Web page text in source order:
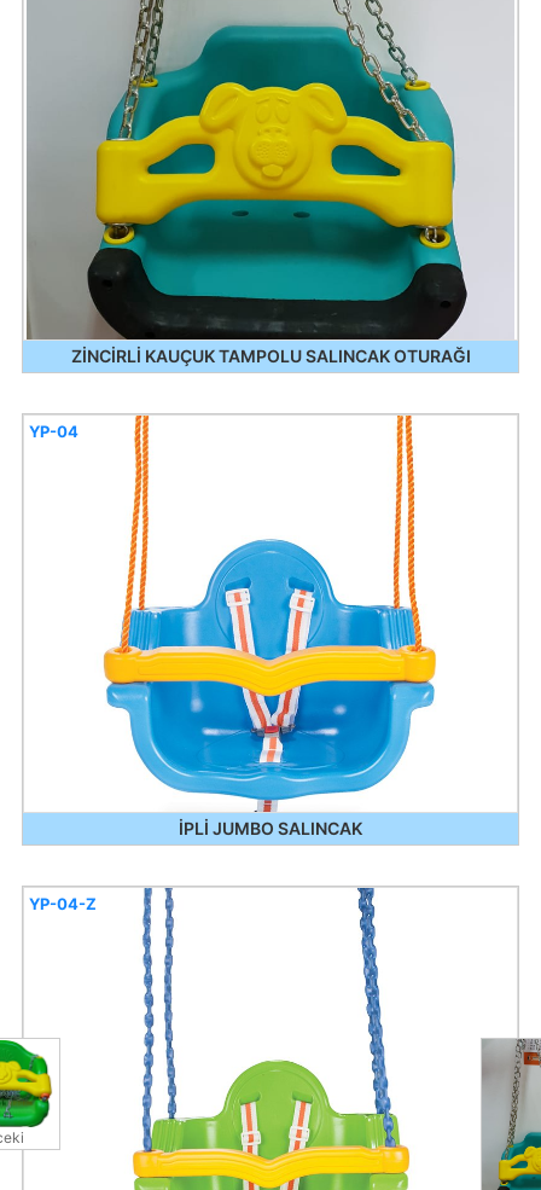
ZİNCİRLİ KAUÇUK TAMPOLU SALINCAK OTURAĞI
İPLİ JUMBO SALINCAK
YP-04
YP-04-Z